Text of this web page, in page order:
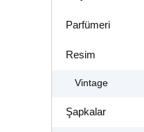
Parfümeri
Resim
Vintage
Şapkalar